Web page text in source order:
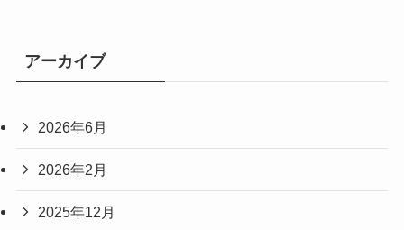
アーカイブ
2026年6月
2026年2月
2025年12月